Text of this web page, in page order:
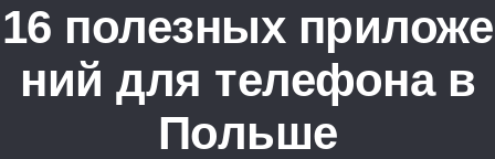
16 полезных приложе
ний для телефона в
Польше